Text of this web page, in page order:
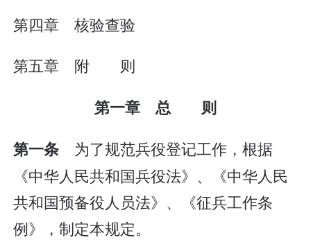
第四章 核验查验
第五章 附 则
第一章 总 则
第一条 为了规范兵役登记工作，根据
《中华人民共和国兵役法》、《中华人民
共和国预备役人员法》、《征兵工作条
例》，制定本规定。